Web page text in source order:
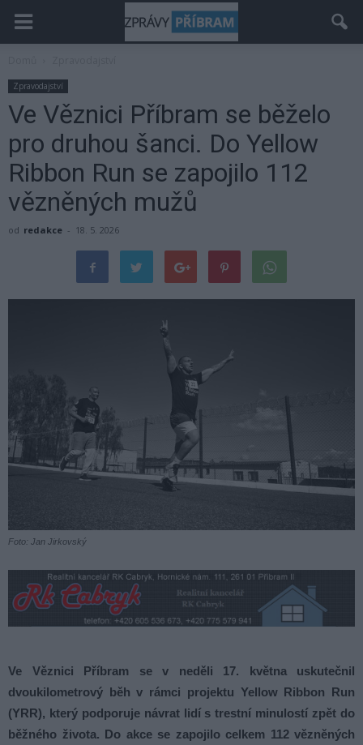
Zpravodajství
Ve Věznici Příbram se běželo
pro druhou šanci. Do Yellow
Ribbon Run se zapojilo 112
vězněných mužů
od redakce - 18. 5. 2026
Foto: Jan Jirkovský
Ve Věznici Příbram se v neděli 17. května uskutečnil
dvoukilometrový běh v rámci projektu Yellow Ribbon Run
(YRR), který podporuje návrat lidí s trestní minulostí zpět do
běžného života. Do akce se zapojilo celkem 112 vězněných